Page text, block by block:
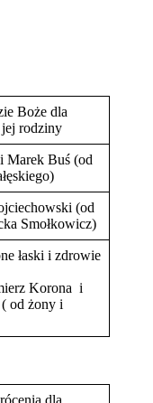
Boże dla
jej rodziny
Marek Buś (od
(od
Smołkowicz)
łaski i zdrowie
Korona i
od żony i
dla